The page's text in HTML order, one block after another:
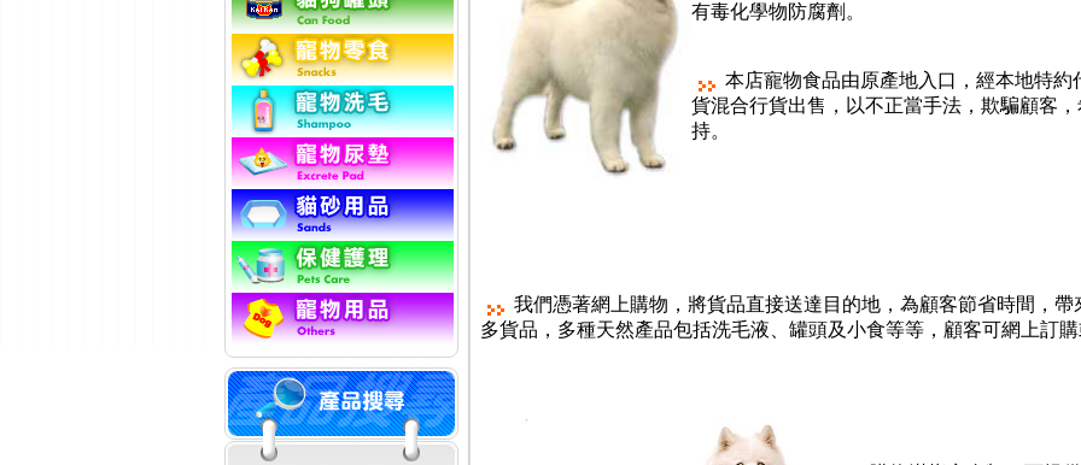
有毒化學物防腐劑 。
本店寵物食品由原產地入口，經本地特
貨混合行貨出售，以不正當手法，欺騙顧客
持。
我們憑著網上購物，將貨品直接送達目的地，為顧客節省時間，帶
多貨品 ， 多種天然產品包括洗毛液 罐頭及小食等等 ， 顧客可網上訂